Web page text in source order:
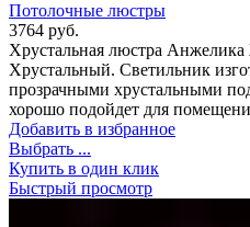
Потолочные люстры
3764 руб.
Хрустальная люстра Анжелика
Хрустальный. Светильник
прозрачными хрустальными
хорошо подойдет для
Добавить в избранное
Выбрать ...
Купить в один клик
Быстрый просмотр